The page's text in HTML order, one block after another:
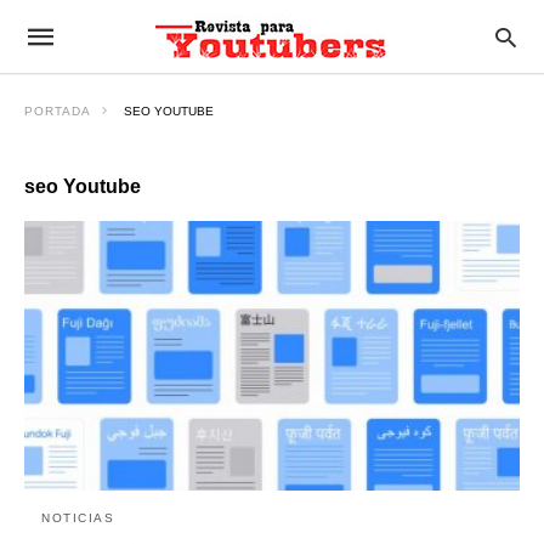
PORTADA SEO YOUTUBE
seo Youtube
NOTICIAS